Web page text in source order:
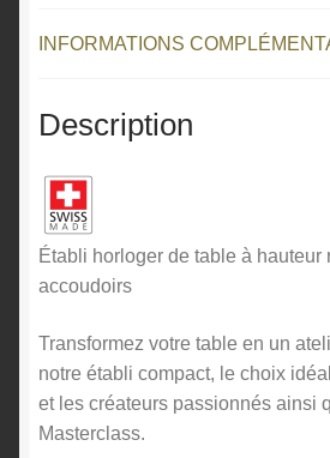
INFORMATIONS
Description
Établi horloger de table à hauteur
accoudoirs
Transformez votre table en un
notre établi compact, le choix
et les créateurs passionnés ainsi
Masterclass.